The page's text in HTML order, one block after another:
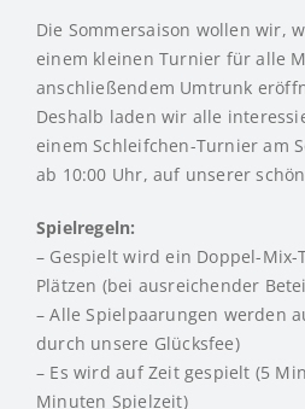
Die Sommersaison wollen wir,
einem kleinen Turnier für alle
anschließendem Umtrunk
Deshalb laden wir alle
einem Schleifchen-Turnier am
ab 10:00 Uhr, auf unserer
Spielregeln:
– Gespielt wird ein Doppel-
Plätzen (bei ausreichender
– Alle Spielpaarungen werden
durch unsere Glücksfee)
– Es wird auf Zeit gespielt (5
Minuten Spielzeit)